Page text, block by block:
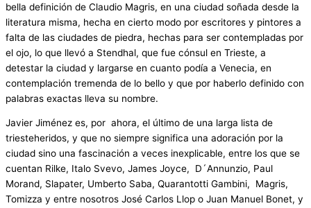
bella definición de Claudio Magris, en una ciudad soñada desde la
literatura misma, hecha en cierto modo por escritores y pintores a
falta de las ciudades de piedra, hechas para ser contempladas por
el ojo, lo que llevó a Stendhal, que fue cónsul en Trieste, a
detestar la ciudad y largarse en cuanto podía a Venecia, en
contemplación tremenda de lo bello y que por haberlo definido con
palabras exactas lleva su nombre.
Javier Jiménez es, por ahora, el último de una larga lista de
triesteheridos, y que no siempre significa una adoración por la
ciudad sino una fascinación a veces inexplicable, entre los que se
cuentan Rilke, Italo Svevo, James Joyce, D´Annunzio, Paul
Morand, Slapater, Umberto Saba, Quarantotti Gambini, Magris,
Tomizza y entre nosotros José Carlos Llop o Juan Manuel Bonet, y